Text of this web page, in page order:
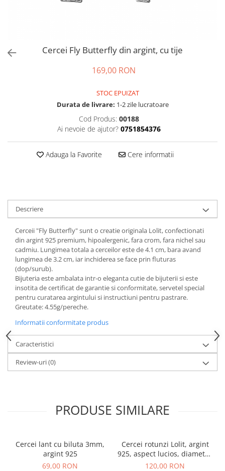
Cercei Fly Butterfly din argint, cu tije
169,00 RON
STOC EPUIZAT
Durata de livrare: 1-2 zile lucratoare
Cod Produs: 00188
Ai nevoie de ajutor? 0751854376
Adauga la Favorite Cere informatii
Descriere
Cerceii "Fly Butterfly" sunt o creatie originala Lolit, confectionati
din argint 925 premium, hipoalergenic, fara crom, fara nichel sau
cadmiu. Lungimea totala a cerceilor este de 4.1 cm, bara avand
lungimea de 3.2 cm, iar inchiderea se face prin fluturas
(dop/surub).
Bijuteria este ambalata intr-o eleganta cutie de bijuterii si este
insotita de certificat de garantie si conformitate, servetel special
pentru curatarea argintului si instructiuni pentru pastrare.
Greutate: 4.55g/pereche.
Informatii conformitate produs
Caracteristici
Review-uri(0)
PRODUSE SIMILARE
Cercei lant cu biluta 3mm,
argint 925
69,00 RON
Cercei rotunzi Lolit, argint
925, aspect lucios, diametru
1.4cm
120,00 RON